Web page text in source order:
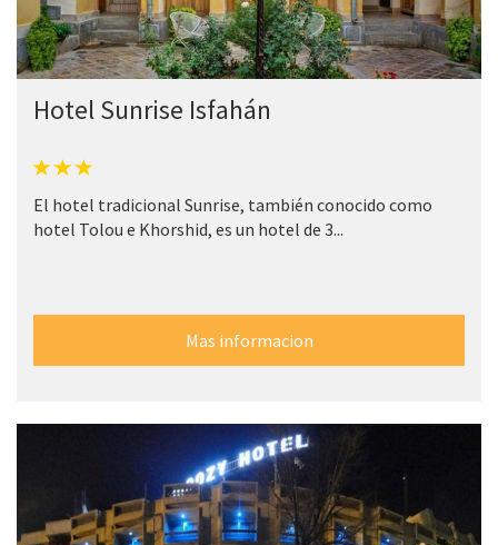
Hotel Sunrise Isfahán
El hotel tradicional Sunrise, también conocido como
hotel Tolou e Khorshid, es un hotel de 3...
Mas informacion